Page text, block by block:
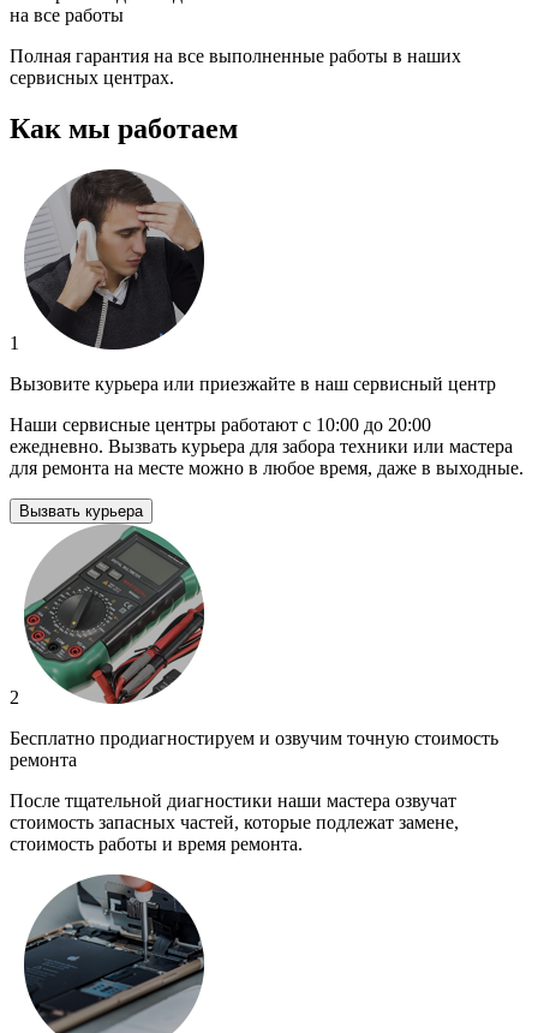
на все работы
Полная гарантия на все выполненные работы в наших
сервисных центрах.
Как мы работаем
1
Вызовите курьера или приезжайте в наш сервисный центр
Наши сервисные центры работают с 10:00 до 20:00
ежедневно. Вызвать курьера для забора техники или мастера
для ремонта на месте можно в любое время, даже в выходные.
Вызвать курьера
2
Бесплатно продиагностируем и озвучим точную стоимость
ремонта
После тщательной диагностики наши мастера озвучат
стоимость запасных частей, которые подлежат замене,
стоимость работы и время ремонта.